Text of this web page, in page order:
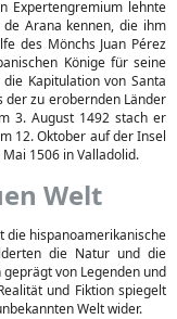
Expertengremium lehnte
Arana kennen, die ihm
des Mönchs Juan Pérez
Könige für seine
Kapitulation von Santa
der zu erobernden Länder
3. August 1492 stach er
12. Oktober auf der Insel
1506 in Valladolid.
Welt
die hispanoamerikanische
die Natur und die
von Legenden und
und Fiktion spiegelt
Welt wider.